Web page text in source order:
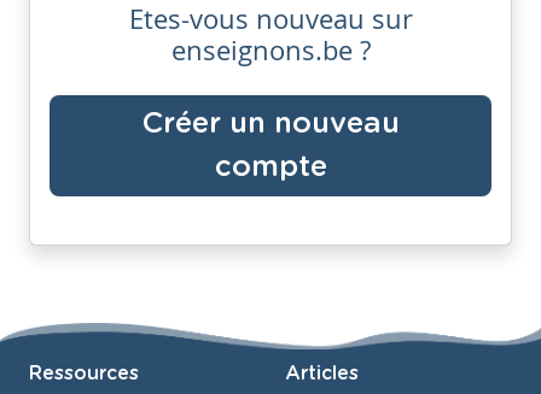
Etes-vous nouveau sur
enseignons.be ?
Créer un nouveau
compte
Ressources Articles